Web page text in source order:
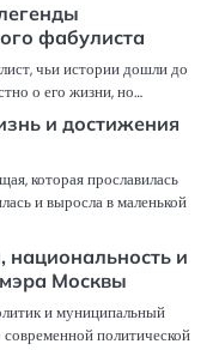
фабулиста
чьи истории дошли до
о его жизни, но…
и достижения
которая прославилась
и выросла в маленькой
и
Москвы
и муниципальный
политической